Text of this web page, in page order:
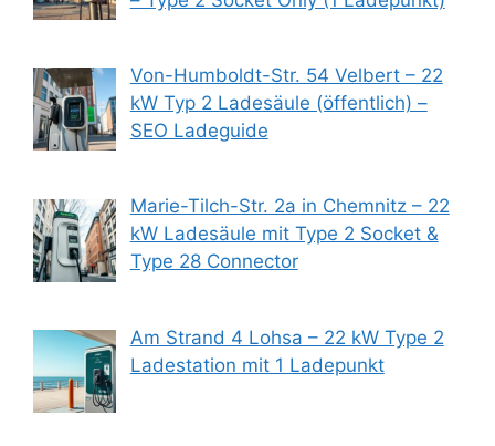
Von-Humboldt-Str. 54 Velbert – 22
kW Typ 2 Ladesäule (öffentlich) –
SEO Ladeguide
Marie-Tilch-Str. 2a in Chemnitz – 22
kW Ladesäule mit Type 2 Socket &
Type 28 Connector
Am Strand 4 Lohsa – 22 kW Type 2
Ladestation mit 1 Ladepunkt